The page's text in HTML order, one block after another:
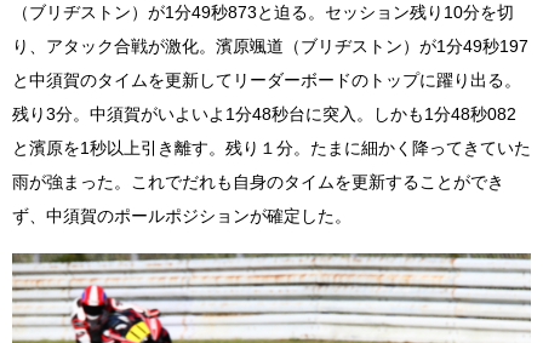
（ブリヂストン）が1分49秒873と迫る。セッション残り10分を切
り、アタック合戦が激化。濱原颯道（ブリヂストン）が1分49秒197
と中須賀のタイムを更新してリーダーボードのトップに躍り出る。
残り3分。中須賀がいよいよ1分48秒台に突入。しかも1分48秒082
と濱原を1秒以上引き離す。残り１分。たまに細かく降ってきていた
雨が強まった。これでだれも自身のタイムを更新することができ
ず、中須賀のポールポジションが確定した。